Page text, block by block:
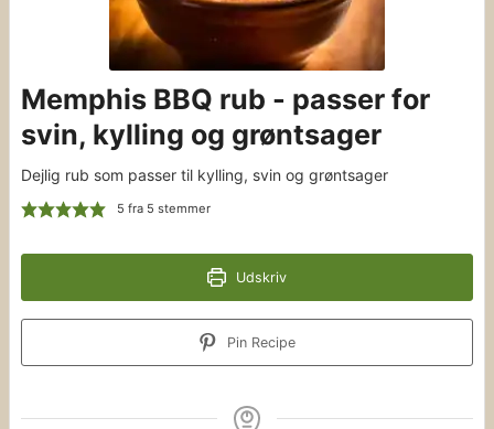
Memphis BBQ rub - passer for
svin, kylling og grøntsager
Dejlig rub som passer til kylling, svin og grøntsager
5 fra 5 stemmer
Udskriv
Pin Recipe